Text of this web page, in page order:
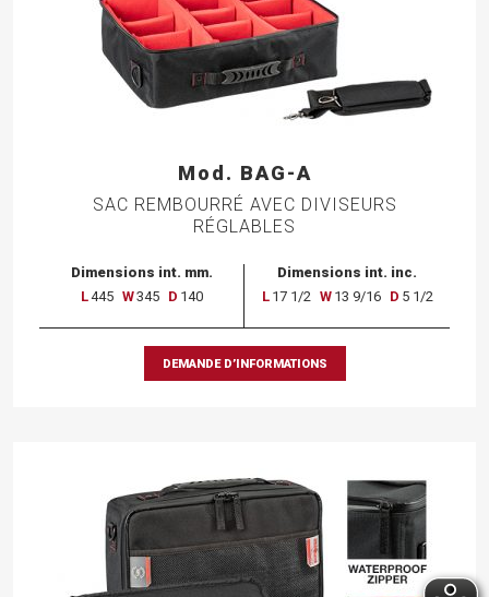
Mod. BAG-A
SAC REMBOURRÉ AVEC DIVISEURS
RÉGLABLES
Dimensions int. mm.
L445 W345 D 140
Dimensions int. inc.
L 17 1/2 W 13 9/16 D 5 1/2
DEMANDE D’INFORMATIONS